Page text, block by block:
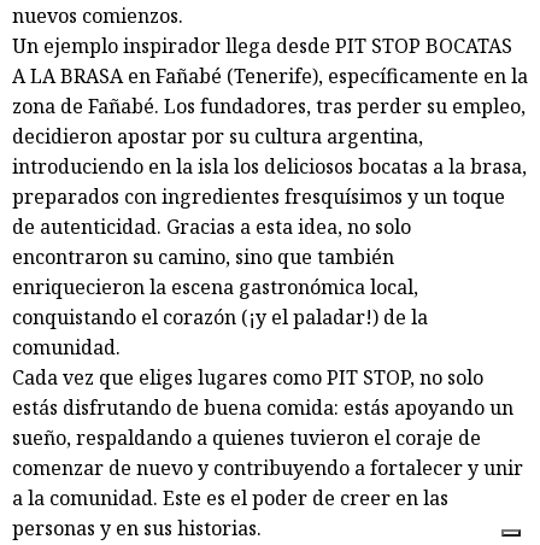
nuevos comienzos.
Un ejemplo inspirador llega desde PIT STOP BOCATAS
A LA BRASA en Fañabé (Tenerife), específicamente en la
zona de Fañabé. Los fundadores, tras perder su empleo,
decidieron apostar por su cultura argentina,
introduciendo en la isla los deliciosos bocatas a la brasa,
preparados con ingredientes fresquísimos y un toque
de autenticidad. Gracias a esta idea, no solo
encontraron su camino, sino que también
enriquecieron la escena gastronómica local,
conquistando el corazón (¡y el paladar!) de la
comunidad.
Cada vez que eliges lugares como PIT STOP, no solo
estás disfrutando de buena comida: estás apoyando un
sueño, respaldando a quienes tuvieron el coraje de
comenzar de nuevo y contribuyendo a fortalecer y unir
a la comunidad. Este es el poder de creer en las
personas y en sus historias.